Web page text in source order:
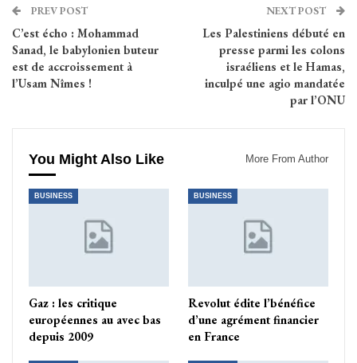
PREV POST
C’est écho : Mohammad
Sanad, le babylonien buteur
est de accroissement à
l’Usam Nîmes !
NEXT POST
Les Palestiniens débuté en
presse parmi les colons
israéliens et le Hamas,
inculpé une agio mandatée
par l’ONU
You Might Also Like More From Author
BUSINESS
Gaz : les critique
européennes au avec bas
depuis 2009
BUSINESS
Revolut édite l’bénéfice
d’une agrément financier
en France